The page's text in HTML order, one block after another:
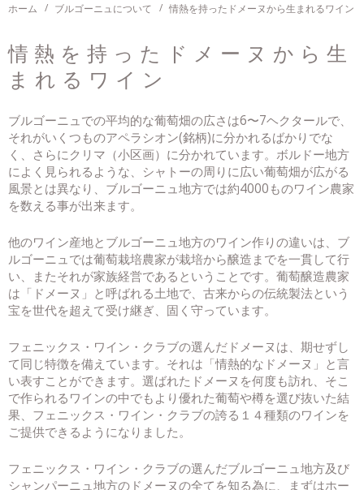
ホーム ブルゴーニュについて 情熱を持ったドメーヌから生まれるワイン
情熱を持ったドメーヌから生
まれるワイン
ブルゴーニュでの平均的な葡萄畑の広さは6〜7ヘクタールで、
それがいくつものアペラシオン(銘柄)に分かれるばかりでな
く、さらにクリマ（小区画）に分かれています。ボルドー地方
によく見られるような、シャトーの周りに広い葡萄畑が広がる
風景とは異なり、ブルゴーニュ地方では約4000ものワイン農家
を数える事が出来ます。
他のワイン産地とブルゴーニュ地方のワイン作りの違いは、ブ
ルゴーニュでは葡萄栽培農家が栽培から醸造までを一貫して行
い、またそれが家族経営であるということです。葡萄醸造農家
は「ドメーヌ」と呼ばれる土地で、古来からの伝統製法という
宝を世代を超えて受け継ぎ、固く守っています。
フェニックス・ワイン・クラブの選んだドメーヌは、期せずし
て同じ特徴を備えています。それは「情熱的なドメーヌ」と言
い表すことができます。選ばれたドメーヌを何度も訪れ、そこ
で作られるワインの中でもより優れた葡萄や樽を選び抜いた結
果、フェニックス・ワイン・クラブの誇る１４種類のワインを
ご提供できるようになりました。
フェニックス・ワイン・クラブの選んだブルゴーニュ地方及び
シャンパーニュ地方のドメーヌの全てを知る為に、まずはホー